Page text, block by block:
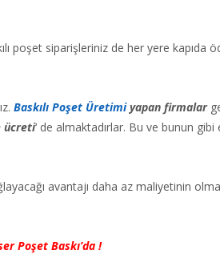
poşet siparişleriniz de her yere kapıda
Baskılı Poşet Üretimiyapan firmalar
ücreti‘ de almaktadırlar. Bu ve bunun gibi
avantajı daha az maliyetinin
Poşet Baskı’da !